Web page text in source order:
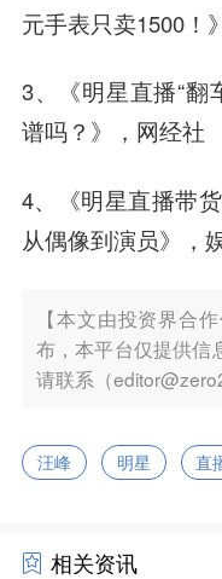
元手表只卖1500！
3、《明星直播“翻
谱吗？》，网经社
4、《明星直播带
从偶像到演员》，
【本文由投资界合
布，本平台仅提供信
请联系（
汪峰 明星 直
相关资讯